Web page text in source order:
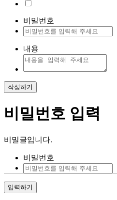
비밀번호
내용
작성하기
비밀번호 입력
비밀글입니다.
비밀번호
입력하기